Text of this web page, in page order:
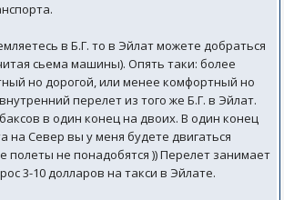
в Б.Г. то в Эйлат можете добраться
сьема машины). Опять таки: более
но дорогой, или менее комфортный но
перелет из того же Б.Г. в Эйлат.
в один конец на двоих. В один конец
на Север вы у меня будете двигаться
полеты не понадобятся )) Перелет занимает
3-10 долларов на такси в Эйлате.